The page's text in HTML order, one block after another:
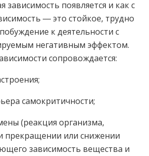
зависимость появляется и как с
― это стойкое, трудно
к деятельности с
негативным эффектом.
сопровождается:
самокритичности;
(реакция организма,
прекращении или снижении
зависимость вещества и